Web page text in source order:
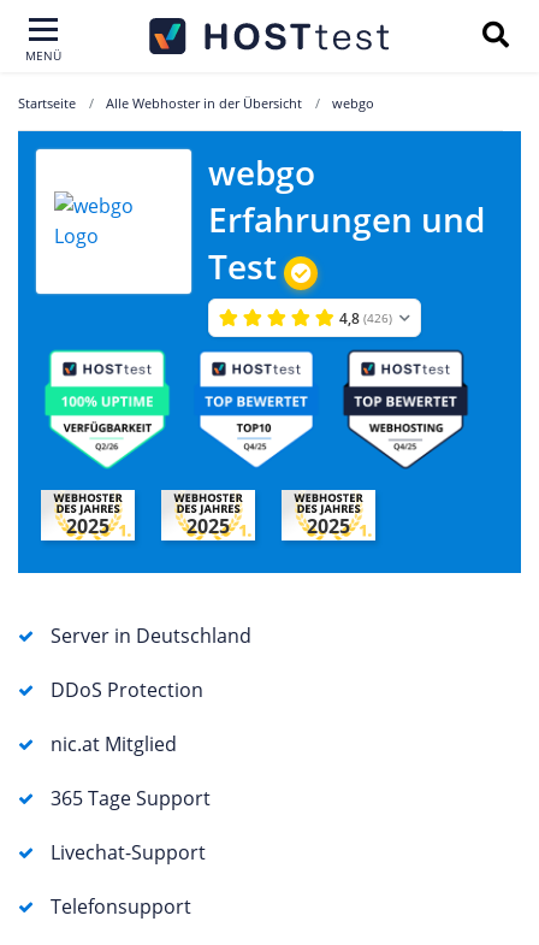
MENÜ
Startseite Alle Webhoster in der Übersicht webgo
webgo
Erfahrungen und
Test
4,8 (426)
2025 2025 2025
Server in Deutschland
DDoS Protection
nic.at Mitglied
365 Tage Support
Livechat-Support
Telefonsupport